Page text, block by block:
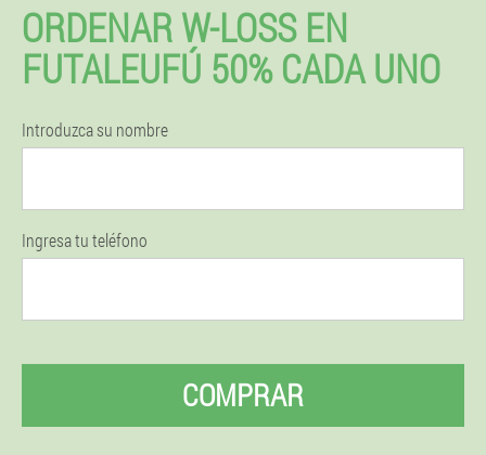
ORDENAR W-LOSS EN
FUTALEUFÚ 50% CADA UNO
Introduzca su nombre
Ingresa tu teléfono
COMPRAR